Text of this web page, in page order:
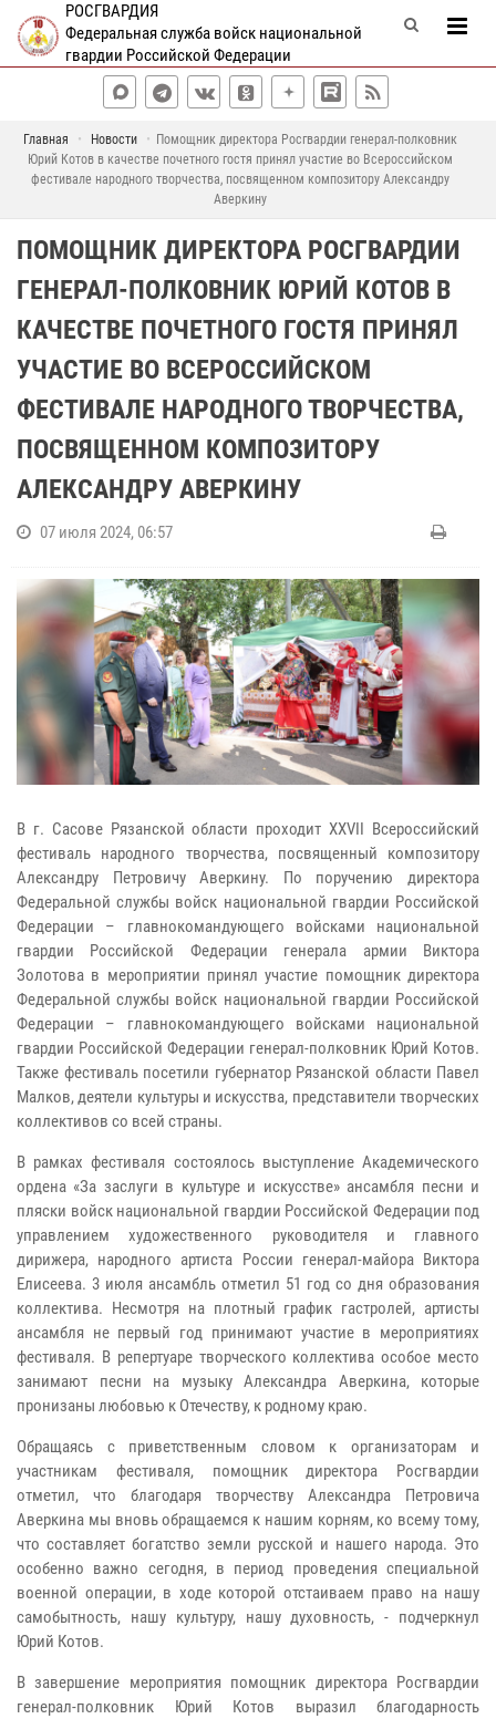
РОСГВАРДИЯ
Федеральная служба войск национальной
гвардии Российской Федерации
Главная Новости
Помощник директора Росгвардии генерал-полковник
Юрий Котов в качестве почетного гостя принял участие во Всероссийском
фестивале народного творчества, посвященном композитору Александру
Аверкину
ПОМОЩНИК ДИРЕКТОРА РОСГВАРДИИ
ГЕНЕРАЛ-ПОЛКОВНИК ЮРИЙ КОТОВ В
КАЧЕСТВЕ ПОЧЕТНОГО ГОСТЯ ПРИНЯЛ
УЧАСТИЕ ВО ВСЕРОССИЙСКОМ
ФЕСТИВАЛЕ НАРОДНОГО ТВОРЧЕСТВА,
ПОСВЯЩЕННОМ КОМПОЗИТОРУ
АЛЕКСАНДРУ АВЕРКИНУ
07 июля 2024, 06:57
В г. Сасове Рязанской области проходит XХVII Всероссийский
фестиваль народного творчества, посвященный композитору
Александру Петровичу Аверкину. По поручению директора
Федеральной службы войск национальной гвардии Российской
Федерации – главнокомандующего войсками национальной
гвардии Российской Федерации генерала армии Виктора
Золотова в мероприятии принял участие помощник директора
Федеральной службы войск национальной гвардии Российской
Федерации – главнокомандующего войсками национальной
гвардии Российской Федерации генерал-полковник Юрий Котов.
Также фестиваль посетили губернатор Рязанской области Павел
Малков, деятели культуры и искусства, представители творческих
коллективов со всей страны.
В рамках фестиваля состоялось выступление Академического
ордена «За заслуги в культуре и искусстве» ансамбля песни и
пляски войск национальной гвардии Российской Федерации под
управлением художественного руководителя и главного
дирижера, народного артиста России генерал-майора Виктора
Елисеева. 3 июля ансамбль отметил 51 год со дня образования
коллектива. Несмотря на плотный график гастролей, артисты
ансамбля не первый год принимают участие в мероприятиях
фестиваля. В репертуаре творческого коллектива особое место
занимают песни на музыку Александра Аверкина, которые
пронизаны любовью к Отечеству, к родному краю.
Обращаясь с приветственным словом к организаторам и
участникам фестиваля, помощник директора Росгвардии
отметил, что благодаря творчеству Александра Петровича
Аверкина мы вновь обращаемся к нашим корням, ко всему тому,
что составляет богатство земли русской и нашего народа. Это
особенно важно сегодня, в период проведения специальной
военной операции, в ходе которой отстаиваем право на нашу
самобытность, нашу культуру, нашу духовность, - подчеркнул
Юрий Котов.
В завершение мероприятия помощник директора Росгвардии
генерал-полковник Юрий Котов выразил благодарность